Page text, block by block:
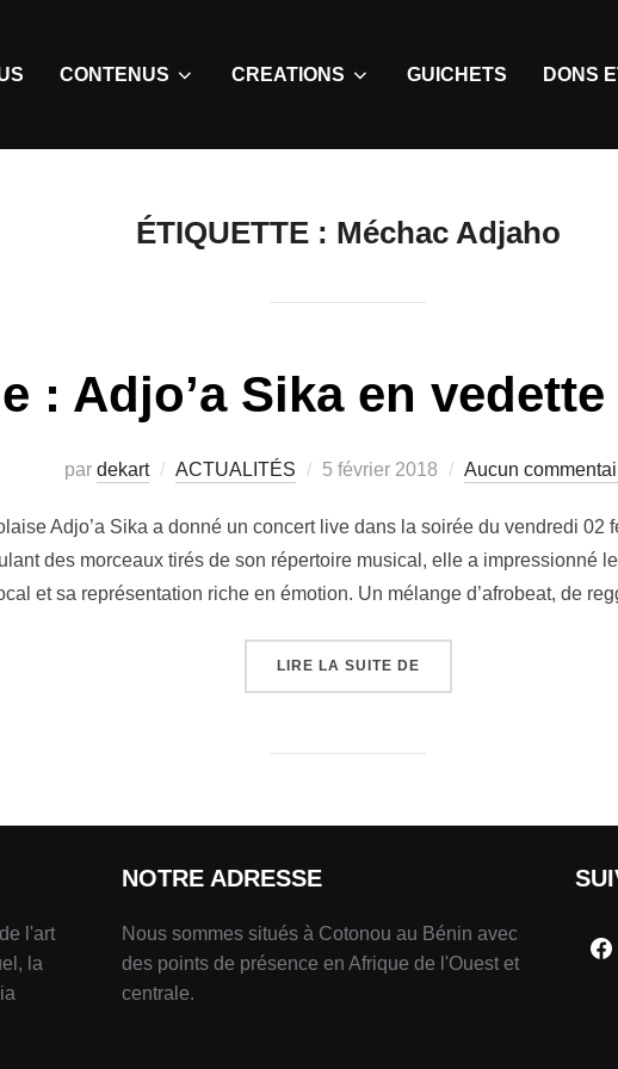
CONTENUS CREATIONS GUICHETS DONS
ÉTIQUETTE : Méchac Adjaho
: Adjo’a Sika en
par dekart ACTUALITÉS 5 février 2018 Aucun
Adjo’a Sika a donné un concert live dans la soirée du vendredi 02
des morceaux tirés de son répertoire musical, elle a impressionné
et sa représentation riche en émotion. Un mélange d’afrobeat, de
LIRE LA SUITE DE
l'art
la
NOTRE ADRESSE
Nous sommes situés à Cotonou au Bénin avec
des points de présence en Afrique de l'Ouest et
centrale.